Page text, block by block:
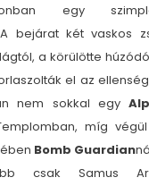
egy
bejárat két vaskos
a körülötte
el az ellenség
nem sokkal egy
míg
Bomb Guardian
csak Samus